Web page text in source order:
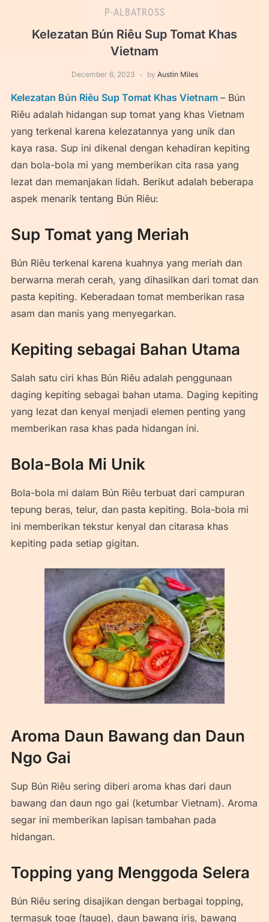
P-ALBATROSS
Kelezatan Bún Riêu Sup Tomat Khas
Vietnam
December 6, 2023 by Austin Miles
Kelezatan Bún Riêu Sup Tomat Khas Vietnam – Bún
Riêu adalah hidangan sup tomat yang khas Vietnam
yang terkenal karena kelezatannya yang unik dan
kaya rasa. Sup ini dikenal dengan kehadiran kepiting
dan bola-bola mi yang memberikan cita rasa yang
lezat dan memanjakan lidah. Berikut adalah beberapa
aspek menarik tentang Bún Riêu:
Sup Tomat yang Meriah
Bún Riêu terkenal karena kuahnya yang meriah dan
berwarna merah cerah, yang dihasilkan dari tomat dan
pasta kepiting. Keberadaan tomat memberikan rasa
asam dan manis yang menyegarkan.
Kepiting sebagai Bahan Utama
Salah satu ciri khas Bún Riêu adalah penggunaan
daging kepiting sebagai bahan utama. Daging kepiting
yang lezat dan kenyal menjadi elemen penting yang
memberikan rasa khas pada hidangan ini.
Bola-Bola Mi Unik
Bola-bola mi dalam Bún Riêu terbuat dari campuran
tepung beras, telur, dan pasta kepiting. Bola-bola mi
ini memberikan tekstur kenyal dan citarasa khas
kepiting pada setiap gigitan.
Aroma Daun Bawang dan Daun
Ngo Gai
Sup Bún Riêu sering diberi aroma khas dari daun
bawang dan daun ngo gai (ketumbar Vietnam). Aroma
segar ini memberikan lapisan tambahan pada
hidangan.
Topping yang Menggoda Selera
Bún Riêu sering disajikan dengan berbagai topping,
termasuk toge (tauge), daun bawang iris, bawang